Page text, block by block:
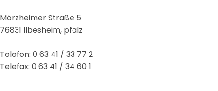
Mörzheimer Straße 5
76831 Ilbesheim, pfalz
Telefon: 0 63 41 / 33 77 2
Telefax: 0 63 41 / 34 60 1